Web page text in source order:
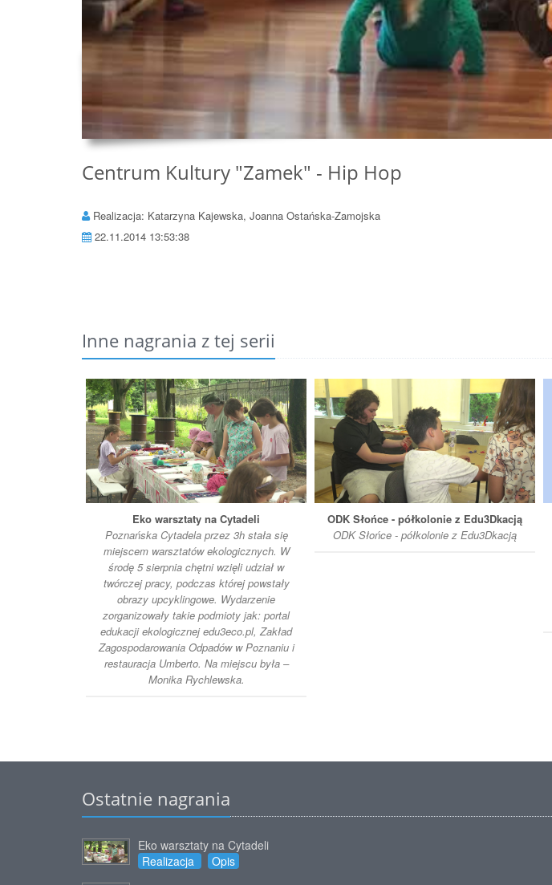
Centrum Kultury "Zamek" - Hip Hop
Realizacja: Katarzyna Kajewska, Joanna Ostańska-Zamojska
22.11.2014 13:53:38
Inne nagrania z tej serii
Eko warsztaty na Cytadeli
Poznańska Cytadela przez 3h stała się
miejscem warsztatów ekologicznych. W
środę 5 sierpnia chętni wzięli udział w
twórczej pracy, podczas której powstały
obrazy upcyklingowe. Wydarzenie
zorganizowały takie podmioty jak: portal
edukacji ekologicznej edu3eco.pl, Zakład
Zagospodarowania Odpadów w Poznaniu i
restauracja Umberto. Na miejscu była –
Monika Rychlewska.
ODK Słońce - półkolonie z Edu3Dkacją
ODK Słońce - półkolonie z Edu3Dkacją
Ostatnie nagrania
Eko warsztaty na Cytadeli
Realizacja
Opis